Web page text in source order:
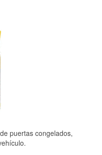
puertas congelados,